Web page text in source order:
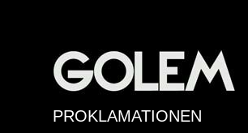
PROKLAMATIONEN